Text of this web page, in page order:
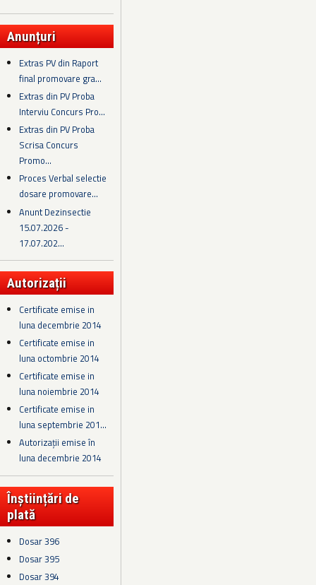
Anunțuri
Extras PV din Raport
final promovare gra...
Extras din PV Proba
Interviu Concurs Pro...
Extras din PV Proba
Scrisa Concurs
Promo...
Proces Verbal selectie
dosare promovare...
Anunt Dezinsectie
15.07.2026 -
17.07.202...
Autorizații
Certificate emise in
luna decembrie 2014
Certificate emise in
luna octombrie 2014
Certificate emise in
luna noiembrie 2014
Certificate emise in
luna septembrie 201...
Autorizații emise în
luna decembrie 2014
Înștiințări de
plată
Dosar 396
Dosar 395
Dosar 394